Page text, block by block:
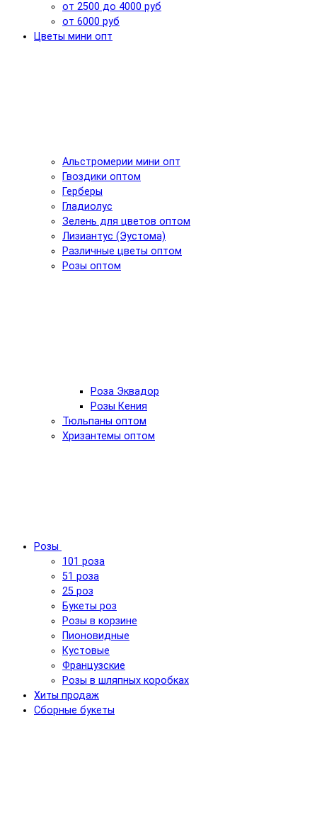
от 2500 до 4000 руб
от 6000 руб
Цветы мини опт
Альстромерии мини опт
Гвоздики оптом
Герберы
Гладиолус
Зелень для цветов оптом
Лизиантус (Эустома)
Различные цветы оптом
Розы оптом
Роза Эквадор
Розы Кения
Тюльпаны оптом
Хризантемы оптом
Розы
101 роза
51 роза
25 роз
Букеты роз
Розы в корзине
Пионовидные
Кустовые
Французские
Розы в шляпных коробках
Хиты продаж
Сборные букеты